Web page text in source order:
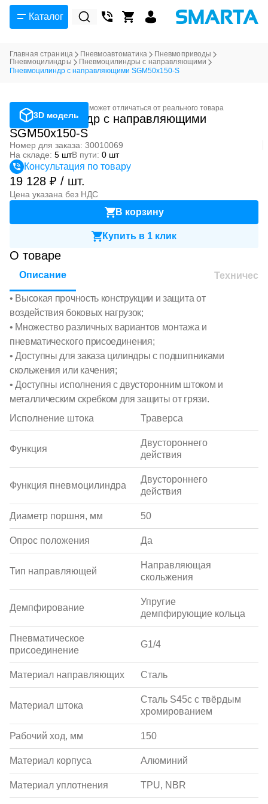
Каталог
Главная страница Пневмоавтоматика
Пневмоприводы
Пневмоцилиндры
Пневмоцилиндры с направляющими
Пневмоцилиндр с направляющими SGM50x150-S
3D модель
Фотография может отличаться от реального товара
Пневмоцилиндр с направляющими
SGM50x150-S
Номер для заказа: 30010069
На складе: 5 штВ пути: 0 шт
Консультация по товару
19 128 ₽ / шт.
Цена указана без НДС
В корзину
Купить в 1 клик
О товаре
Описание
• Высокая прочность конструкции и защита от
воздействия боковых нагрузок;
• Множество различных вариантов монтажа и
пневматического присоединения;
• Доступны для заказа цилиндры с подшипниками
скольжения или качения;
• Доступны исполнения с двусторонним штоком и
металлическим скребком для защиты от грязи.
Исполнение штока
Траверса
Функция
Двустороннего
действия
Функция пневмоцилиндра
Двустороннего
действия
Диаметр поршня, мм 50
Опрос положения Да
Тип направляющей
Направляющая
скольжения
Демпфирование
Упругие
демпфирующие кольца
Пневматическое
присоединение
G1/4
Материал направляющих Сталь
Материал штока
Сталь S45c с твёрдым
хромированием
Рабочий ход, мм 150
Материал корпуса Алюминий
Материал уплотнения TPU, NBR